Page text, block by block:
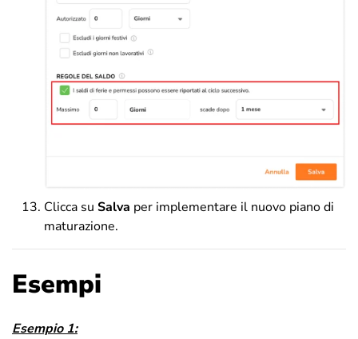
Clicca su Salva per implementare il nuovo piano di
maturazione.
Esempi
Esempio 1: